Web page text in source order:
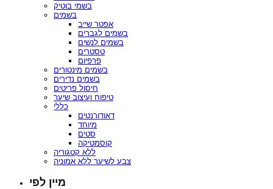
בשמי בוטיק
בשמים
אפטר שייב
בשמים לגברים
בשמים לנשים
טסטרים
פרפיום
בשמים מינטורים
בשמים נדירים
חיסול פריטים
טיפוח ועיצוב שיער
כללי
דאודורנטים
מיוחד
סטים
קוסמטיקה
ללא קטגוריה
צבע לשיער ללא אמוניה
מיין לפי